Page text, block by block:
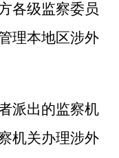
各级监察委员
理本地区涉外
派出的监察机
机关办理涉外